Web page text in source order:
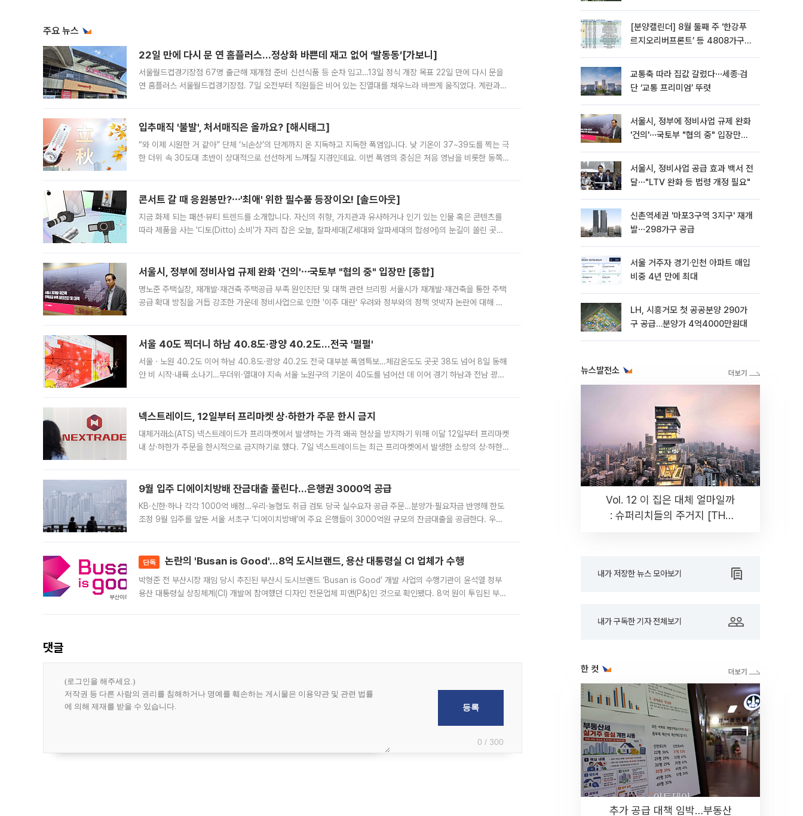
주요 뉴스
22일 만에 다시 문 연 홈플러스…정상화 바쁜데 재고 없어 ‘발동동’[가보니]
서울월드컵경기장점 67명 출근해 재개점 준비 신선식품 등 순차 입고…13일 정식 개장 목표 22일 만에 다시 문을
연 홈플러스 서울월드컵경기장점. 7일 오전부터 직원들은 비어 있는 진열대를 채우느라 바쁘게 움직였다. 계란과
입추매직 '불발', 처서매직은 올까요? [해시태그]
“와 이제 시원한 거 같아” 단체 ‘뇌손상’의 단계까지 온 지독하고 지독한 폭염입니다. 낮 기온이 37~39도를 찍는 극
한 더위 속 30도대 초반이 상대적으로 선선하게 느껴질 지경인데요. 이번 폭염의 중심은 처음 영남을 비롯한 동쪽
콘서트 갈 때 응원봉만?⋯'최애' 위한 필수품 등장이오! [솔드아웃]
지금 화제 되는 패션·뷰티 트렌드를 소개합니다. 자신의 취향, 가치관과 유사하거나 인기 있는 인물 혹은 콘텐츠를
따라 제품을 사는 '디토(Ditto) 소비'가 자리 잡은 오늘, 잘파세대(Z세대와 알파세대의 합성어)의 눈길이 쏠린 곳은
서울시, 정부에 정비사업 규제 완화 '건의'⋯국토부 "협의 중" 입장만 [종합]
명노준 주택실장, 재개발·재건축 주택공급 부족 원인진단 및 대책 관련 브리핑 서울시가 재개발·재건축을 통한 주택
공급 확대 방침을 거듭 강조한 가운데 정비사업으로 인한 '이주 대란' 우려와 정부와의 정책 엇박자 논란에 대해 정
서울 40도 찍더니 하남 40.8도·광양 40.2도…전국 '펄펄'
서울ㆍ노원 40.2도 이어 하남 40.8도·광양 40.2도 전국 대부분 폭염특보…체감온도도 곳곳 38도 넘어 8일 동해
안 비 시작·내륙 소나기…무더위·열대야 지속 서울 노원구의 기온이 40도를 넘어선 데 이어 경기 하남과 전남 광양
넥스트레이드, 12일부터 프리마켓 상·하한가 주문 한시 금지
대체거래소(ATS) 넥스트레이드가 프리마켓에서 발생하는 가격 왜곡 현상을 방지하기 위해 이달 12일부터 프리마켓
내 상·하한가 주문을 한시적으로 금지하기로 했다. 7일 넥스트레이드는 최근 프리마켓에서 발생한 소량의 상·하한
9월 입주 디에이치방배 잔금대출 풀린다…은행권 3000억 공급
KB·신한·하나 각각 1000억 배정…우리·농협도 취급 검토 당국 실수요자 공급 주문…분양가·필요자금 반영해 한도
조정 9월 입주를 앞둔 서울 서초구 ‘디에이치방배’에 주요 은행들이 3000억원 규모의 잔금대출을 공급한다. 우리
단독 논란의 'Busan is Good'…8억 도시브랜드, 용산 대통령실 CI 업체가 수행
박형준 전 부산시장 재임 당시 추진된 부산시 도시브랜드 ‘Busan is Good’ 개발 사업의 수행기관이 윤석열 정부
용산 대통령실 상징체계(CI) 개발에 참여했던 디자인 전문업체 피앤(P&)인 것으로 확인됐다. 8억 원이 투입된 부산
댓글
0 / 300
[분양캘린더] 8월 둘째 주 ‘한강푸
르지오리버프론트’ 등 4808가구
교통축 따라 집값 갈렸다⋯세종·검
단 ‘교통 프리미엄’ 뚜렷
서울시, 정부에 정비사업 규제 완화
'건의'⋯국토부 "협의 중" 입장만
서울시, 정비사업 공급 효과 백서 전
달⋯"LTV 완화 등 법령 개정 필요"
신촌역세권 '마포3구역 3지구' 재개
발⋯298가구 공급
서울 거주자 경기·인천 아파트 매입
비중 4년 만에 최대
LH, 시흥거모 첫 공공분양 290가
구 공급…분양가 4억4000만원대
뉴스발전소
Vol. 12 이 집은 대체 얼마일까
: 슈퍼리치들의 주거지 [THE
내가 저장한 뉴스 모아보기
내가 구독한 기자 전체보기
한 컷
추가 공급 대책 임박…부동산